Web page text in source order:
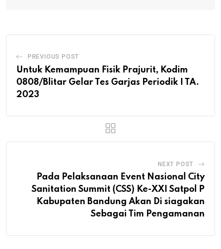
PREVIOUS POST
Untuk Kemampuan Fisik Prajurit, Kodim
0808/Blitar Gelar Tes Garjas Periodik I TA.
2023
NEXT POST
Pada Pelaksanaan Event Nasional City
Sanitation Summit (CSS) Ke-XXI Satpol P
Kabupaten Bandung Akan Di siagakan
Sebagai Tim Pengamanan